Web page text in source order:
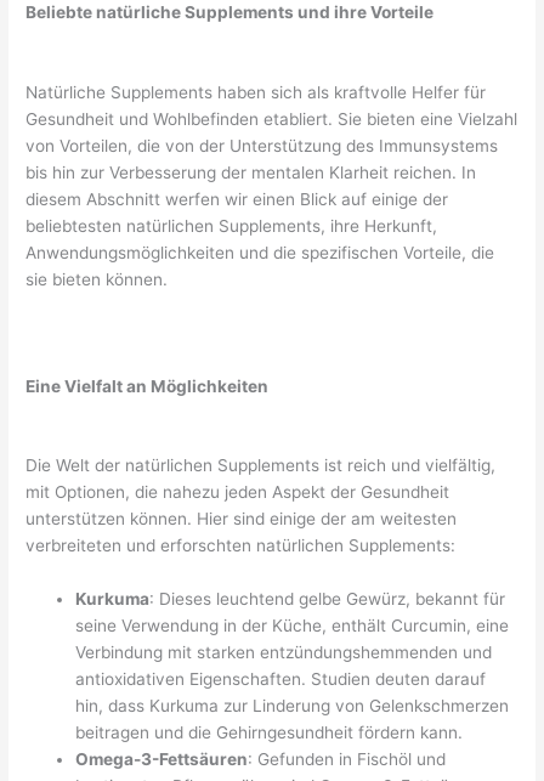
Beliebte natürliche Supplements und ihre Vorteile
Natürliche Supplements haben sich als kraftvolle Helfer für
Gesundheit und Wohlbefinden etabliert. Sie bieten eine Vielzahl
von Vorteilen, die von der Unterstützung des Immunsystems
bis hin zur Verbesserung der mentalen Klarheit reichen. In
diesem Abschnitt werfen wir einen Blick auf einige der
beliebtesten natürlichen Supplements, ihre Herkunft,
Anwendungsmöglichkeiten und die spezifischen Vorteile, die
sie bieten können.
Eine Vielfalt an Möglichkeiten
Die Welt der natürlichen Supplements ist reich und vielfältig,
mit Optionen, die nahezu jeden Aspekt der Gesundheit
unterstützen können. Hier sind einige der am weitesten
verbreiteten und erforschten natürlichen Supplements:
Kurkuma: Dieses leuchtend gelbe Gewürz, bekannt für
seine Verwendung in der Küche, enthält Curcumin, eine
Verbindung mit starken entzündungshemmenden und
antioxidativen Eigenschaften. Studien deuten darauf
hin, dass Kurkuma zur Linderung von Gelenkschmerzen
beitragen und die Gehirngesundheit fördern kann.
Omega-3-Fettsäuren: Gefunden in Fischöl und